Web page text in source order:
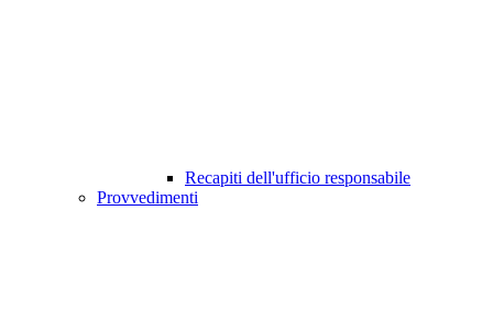
Recapiti dell'ufficio responsabile
Provvedimenti